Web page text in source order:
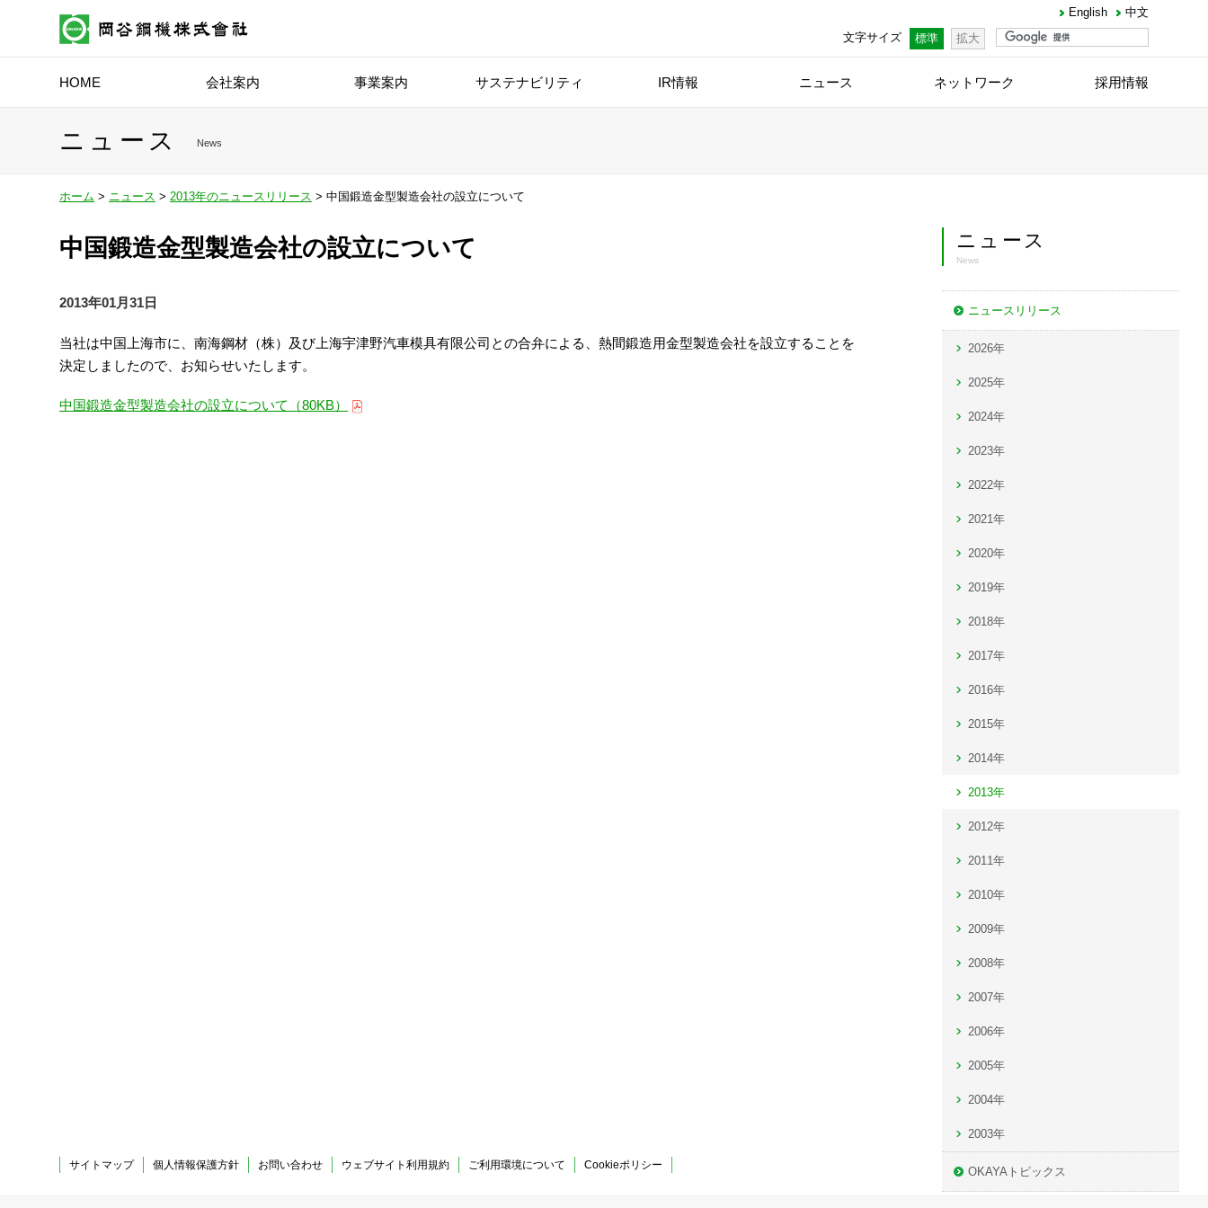
English
中文
文字サイズ
標準 拡大
HOME 会社案内 事業案内 サステナビリティ IR情報 ニュース ネットワーク 採用情報
ニュース News
ホーム > ニュース > 2013年のニュースリリース > 中国鍛造金型製造会社の設立について
中国鍛造金型製造会社の設立について
2013年01月31日
当社は中国上海市に、南海鋼材（株）及び上海宇津野汽車模具有限公司との合弁による、熱間鍛造用金型製造会社を設立することを
決定しましたので、お知らせいたします。
中国鍛造金型製造会社の設立について（80KB）
ニュース
News
ニュースリリース
2026年
2025年
2024年
2023年
2022年
2021年
2020年
2019年
2018年
2017年
2016年
2015年
2014年
2013年
2012年
2011年
2010年
2009年
2008年
2007年
2006年
2005年
2004年
2003年
OKAYAトピックス
サイトマップ 個人情報保護方針 お問い合わせ ウェブサイト利用規約 ご利用環境について Cookieポリシー